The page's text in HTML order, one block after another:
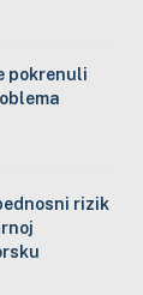
pokrenuli
rizik